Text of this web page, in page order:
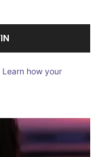
Learn how your